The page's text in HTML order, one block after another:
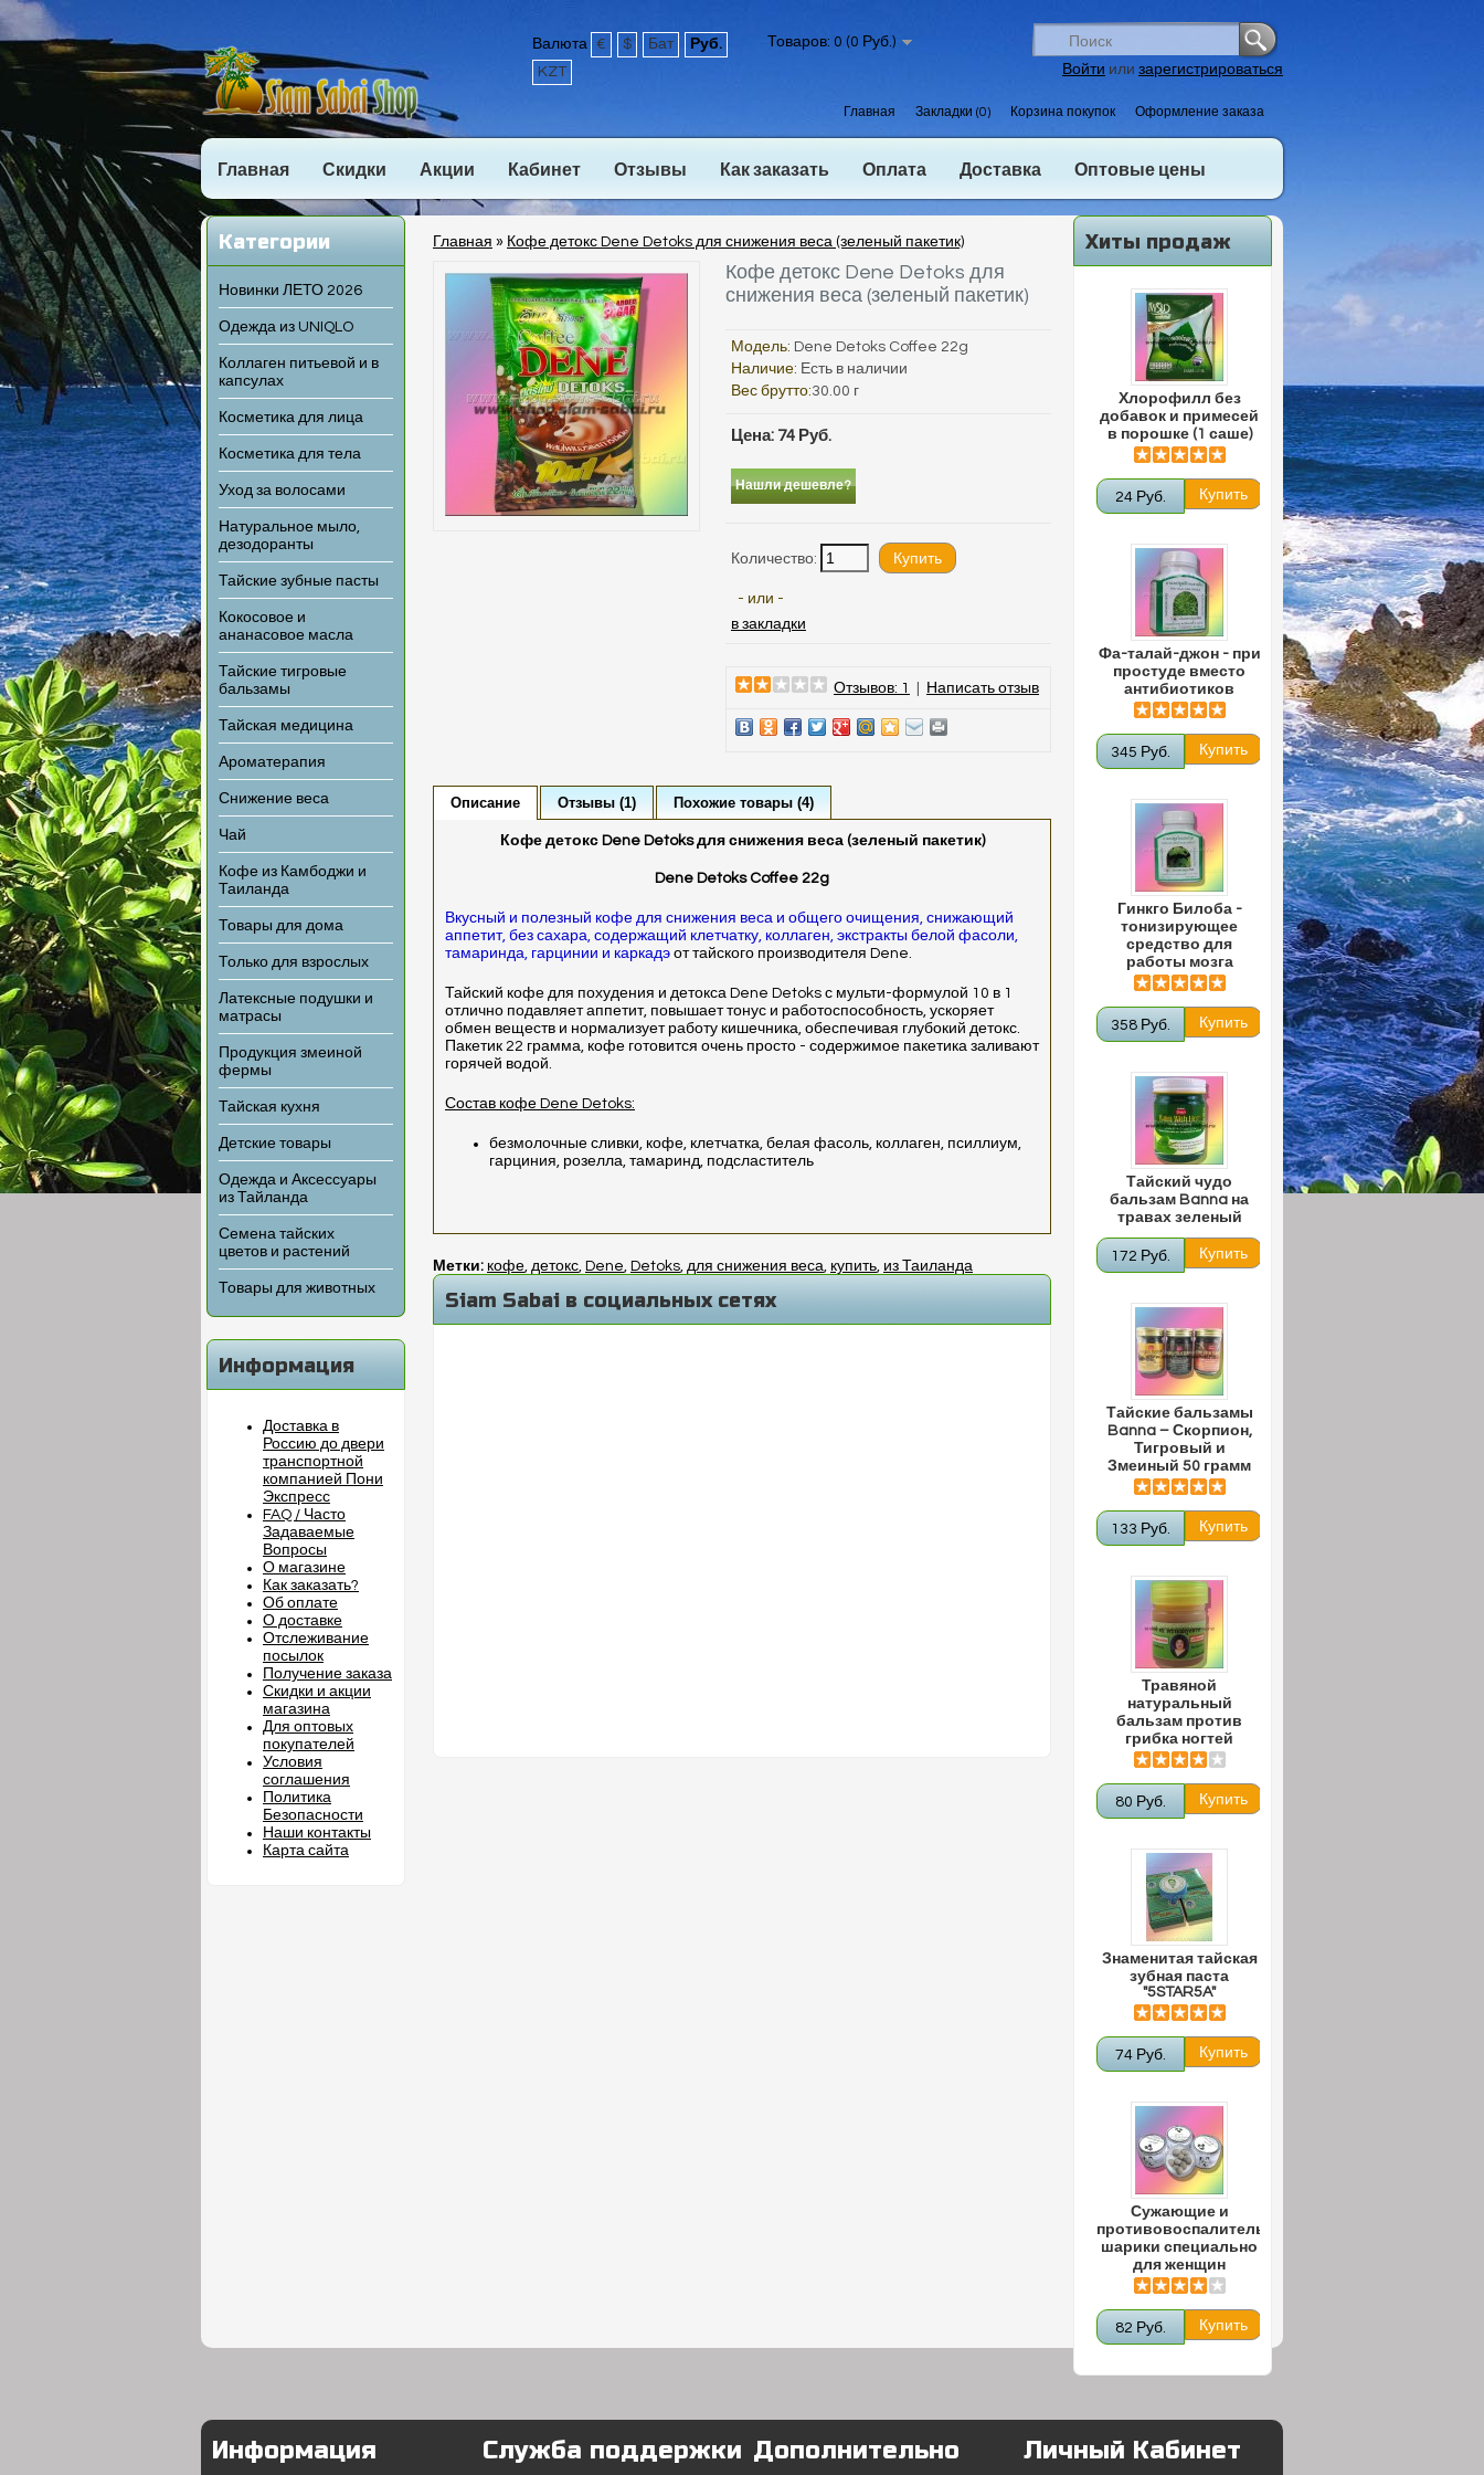
Валюта € $ Бат
Руб.
KZT
Товаров: 0 (0 Руб.)
Войти или зарегистрироваться
Главная Закладки (0) Корзина покупок Оформление заказа
Главная Скидки Акции Кабинет Отзывы Как заказать Оплата Доставка Оптовые цены
Категории
Новинки ЛЕТО 2026
Одежда из UNIQLO
Коллаген питьевой и в
капсулах
Косметика для лица
Косметика для тела
Уход за волосами
Натуральное мыло,
дезодоранты
Тайские зубные пасты
Кокосовое и
ананасовое масла
Тайские тигровые
бальзамы
Тайская медицина
Ароматерапия
Снижение веса
Чай
Кофе из Камбоджи и
Таиланда
Товары для дома
Только для взрослых
Латексные подушки и
матрасы
Продукция змеиной
фермы
Тайская кухня
Детские товары
Одежда и Аксессуары
из Тайланда
Семена тайских
цветов и растений
Товары для животных
Информация
Доставка в
Россию до двери
транспортной
компанией Пони
Экспресс
FAQ / Часто
Задаваемые
Вопросы
О магазине
Как заказать?
Об оплате
О доставке
Отслеживание
посылок
Получение заказа
Скидки и акции
магазина
Для оптовых
покупателей
Условия
соглашения
Политика
Безопасности
Наши контакты
Карта сайта
Хиты продаж
Хлорофилл без
добавок и примесей
в порошке (1 саше)
24 Руб.
Фа-талай-джон - при
простуде вместо
антибиотиков
345 Руб.
Гинкго Билоба -
тонизирующее
средство для
работы мозга
358 Руб.
Тайский чудо
бальзам Banna на
травах зеленый
172 Руб.
Тайские бальзамы
Banna – Скорпион,
Тигровый и
Змеиный 50 грамм
133 Руб.
Травяной
натуральный
бальзам против
грибка ногтей
80 Руб.
Знаменитая тайская
зубная паста
"5STAR5A"
74 Руб.
Сужающие и
противовоспалительные
шарики специально
для женщин
82 Руб.
Главная » Кофе детокс Dene Detoks для снижения веса (зеленый пакетик)
Кофе детокс Dene Detoks для
снижения веса (зеленый пакетик)
Модель: Dene Detoks Coffee 22g
Наличие: Есть в наличии
Вес брутто:30.00 г
Цена: 74 Руб.
Нашли дешевле?
Количество:
- или -
в закладки
Отзывов: 1 Написать отзыв
Описание Отзывы (1) Похожие товары (4)
Кофе детокс Dene Detoks для снижения веса (зеленый пакетик)
Dene Detoks Coffee 22g
Вкусный и полезный кофе для снижения веса и общего очищения, снижающий
аппетит, без сахара, содержащий клетчатку, коллаген, экстракты белой фасоли,
тамаринда, гарцинии и каркадэ от тайского производителя Dene.
Тайский кофе для похудения и детокса Dene Detoks с мульти-формулой 10 в 1
отлично подавляет аппетит, повышает тонус и работоспособность, ускоряет
обмен веществ и нормализует работу кишечника, обеспечивая глубокий детокс.
Пакетик 22 грамма, кофе готовится очень просто - содержимое пакетика заливают
горячей водой.
Состав кофе Dene Detoks:
безмолочные сливки, кофе, клетчатка, белая фасоль, коллаген, псиллиум,
гарциния, розелла, тамаринд, подсластитель
Метки: кофе, детокс, Dene, Detoks, для снижения веса, купить, из Таиланда
Siam Sabai в социальных сетях
Информация Служба поддержки Дополнительно Личный Кабинет